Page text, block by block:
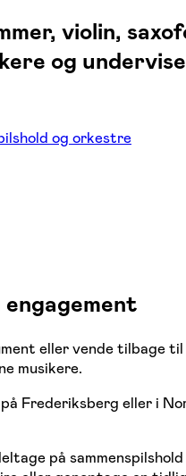
violin,
og
og orkestre
eller vende tilbage til
musikere.
Frederiksberg eller i
på